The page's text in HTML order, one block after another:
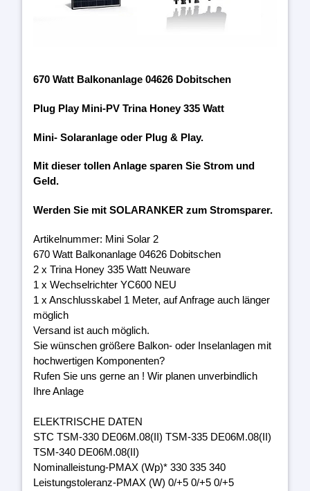
670 Watt Balkonanlage 04626 Dobitschen
Plug Play Mini-PV Trina Honey 335 Watt
Mini- Solaranlage oder Plug & Play.
Mit dieser tollen Anlage sparen Sie Strom und
Geld.
Werden Sie mit SOLARANKER zum Stromsparer.
Artikelnummer: Mini Solar 2
670 Watt Balkonanlage 04626 Dobitschen
2 x Trina Honey 335 Watt Neuware
1 x Wechselrichter YC600 NEU
1 x Anschlusskabel 1 Meter, auf Anfrage auch länger
möglich
Versand ist auch möglich.
Sie wünschen größere Balkon- oder Inselanlagen mit
hochwertigen Komponenten?
Rufen Sie uns gerne an ! Wir planen unverbindlich
Ihre Anlage
ELEKTRISCHE DATEN
STC TSM-330 DE06M.08(II) TSM-335 DE06M.08(II)
TSM-340 DE06M.08(II)
Nominalleistung-PMAX (Wp)* 330 335 340
Leistungstoleranz-PMAX (W) 0/+5 0/+5 0/+5